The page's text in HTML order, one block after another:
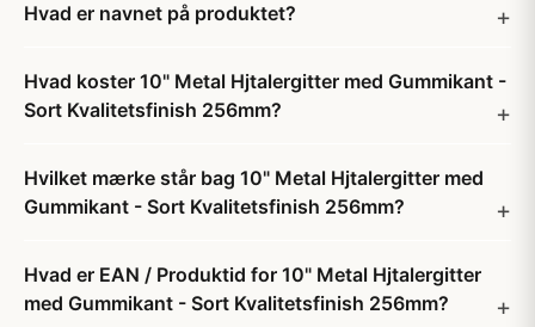
Hvad er navnet på produktet?
Hvad koster 10" Metal Hjtalergitter med Gummikant -
Sort Kvalitetsfinish 256mm?
Hvilket mærke står bag 10" Metal Hjtalergitter med
Gummikant - Sort Kvalitetsfinish 256mm?
Hvad er EAN / Produktid for 10" Metal Hjtalergitter
med Gummikant - Sort Kvalitetsfinish 256mm?